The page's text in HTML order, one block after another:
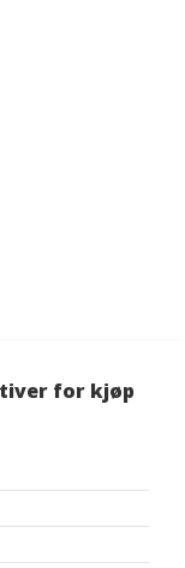
for kjøp